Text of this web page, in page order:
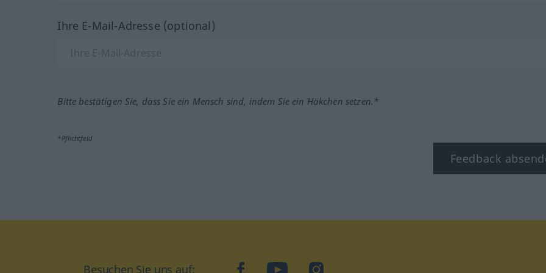
Ihre E-Mail-Adresse (optional)
Bitte bestätigen Sie, dass Sie ein Mensch sind, indem Sie ein Häkchen setzen.*
*Pflichtfeld
Feedback
Besuchen Sie uns auf: facebookYouTubeInstagram